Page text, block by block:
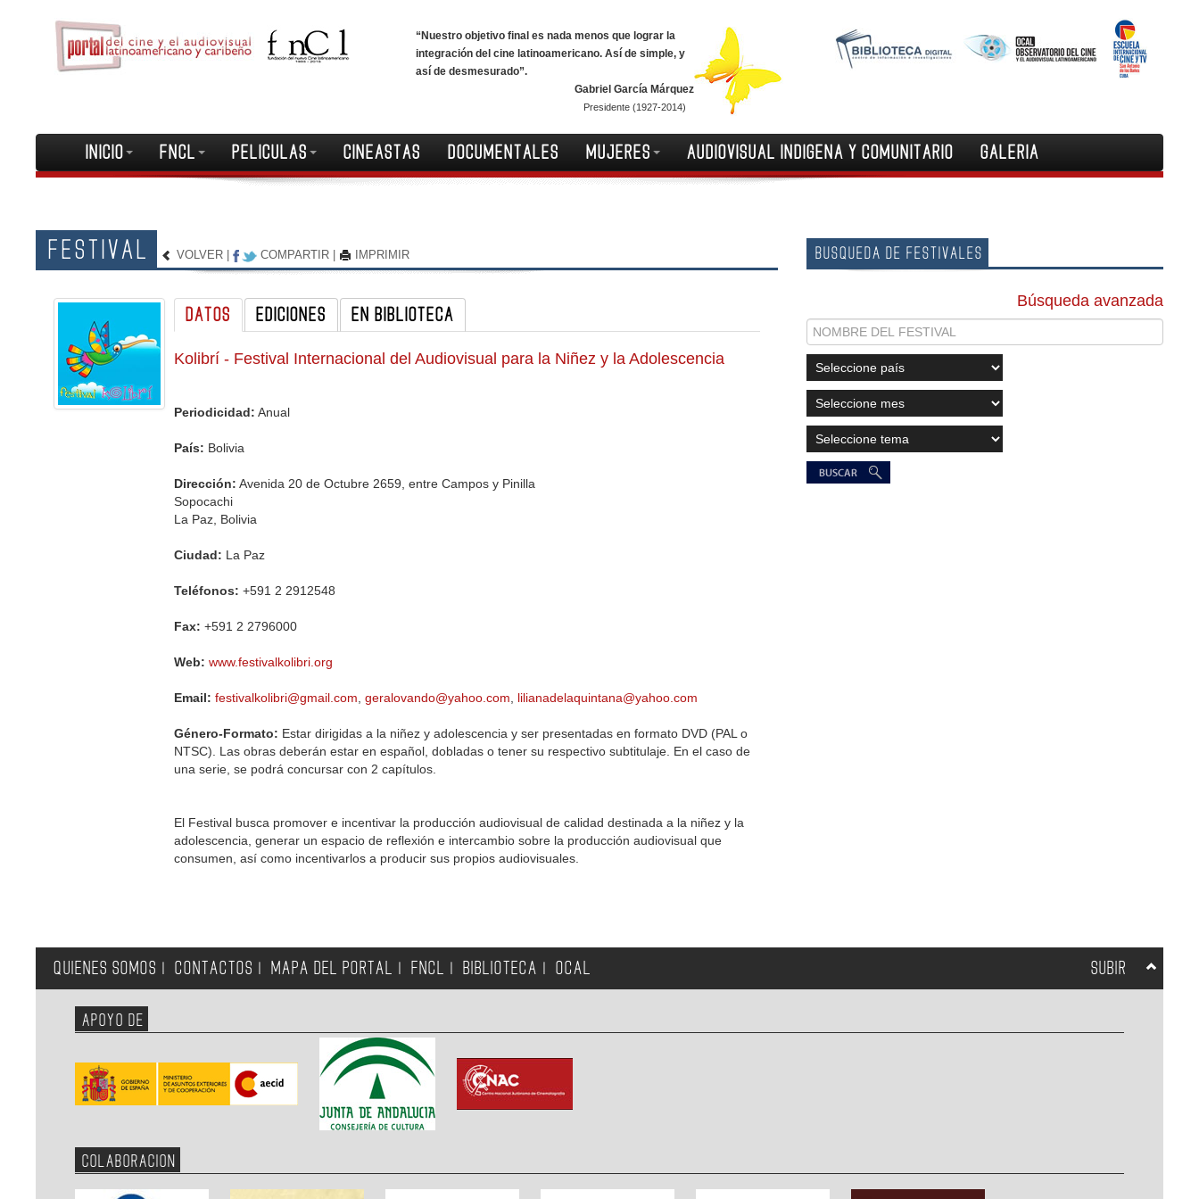
“Nuestro objetivo final es nada menos que lograr la
integración del cine latinoamericano. Así de simple, y
así de desmesurado”.
Gabriel García Márquez
Presidente (1927-2014)
INICIO FNCL PELICULAS CINEASTAS DOCUMENTALES MUJERES AUDIOVISUAL INDIGENA Y COMUNITARIO GALERIA
FESTIVAL VOLVER COMPARTIR IMPRIMIR
DATOS EDICIONES EN BIBLIOTECA
Kolibrí - Festival Internacional del Audiovisual para la Niñez y la Adolescencia
Periodicidad: Anual
País: Bolivia
Dirección: Avenida 20 de Octubre 2659, entre Campos y Pinilla
Sopocachi
La Paz, Bolivia
Ciudad: La Paz
Teléfonos: +591 2 2912548
Fax: +591 2 2796000
Web: www.festivalkolibri.org
Email: festivalkolibri@gmail.com ,geralovando@yahoo.com lilianadelaquintana@yahoo.com
Género-Formato: Estar dirigidas a la niñez y adolescencia y ser presentadas en formato DVD (PAL o
NTSC). Las obras deberán estar en español, dobladas o tener su respectivo subtitulaje. En el caso de
una serie, se podrá concursar con 2 capítulos.
El Festival busca promover e incentivar la producción audiovisual de calidad destinada a la niñez y la
adolescencia, generar un espacio de reflexión e intercambio sobre la producción audiovisual que
consumen, así como incentivarlos a producir sus propios audiovisuales.
BUSQUEDA DE FESTIVALES
Búsqueda avanzada
QUIENES SOMOS CONTACTOS MAPA DEL PORTAL FNCL BIBLIOTECA OCAL SUBIR
APOYO DE
COLABORACION